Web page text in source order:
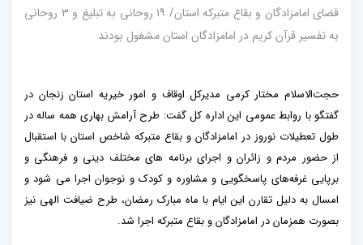
فضای امامزادگان و بقاع متبرکه استان/ ۱۹ روحانی به تبلیغ و ۳ روحانی
به تفسیر قرآن کریم در امامزادگان استان مشغول بودند
حجت‌الاسلام مختار کرمی مدیرکل اوقاف و امور خیریه استان زنجان در
گفتگو با روابط عمومی این اداره کل گفت: طرح آرامش بهاری همه ساله در
طول تعطیلات نوروز در امامزادگان و بقاع متبرکه شاخص استان با استقبال
از حضور مردم و زائران و اجرای برنامه های مختلف دینی و فرهنگی و
برپایی غرفه‌های پاسخگویی و مشاوره و کودک و نوجوان اجرا می شود و
امسال به دلیل تقارن این ایام با ماه مبارک رمضان، طرح ضیافت الهی نیز
بصورت همزمان در امامزادگان و بقاع متبرکه اجرا شد.